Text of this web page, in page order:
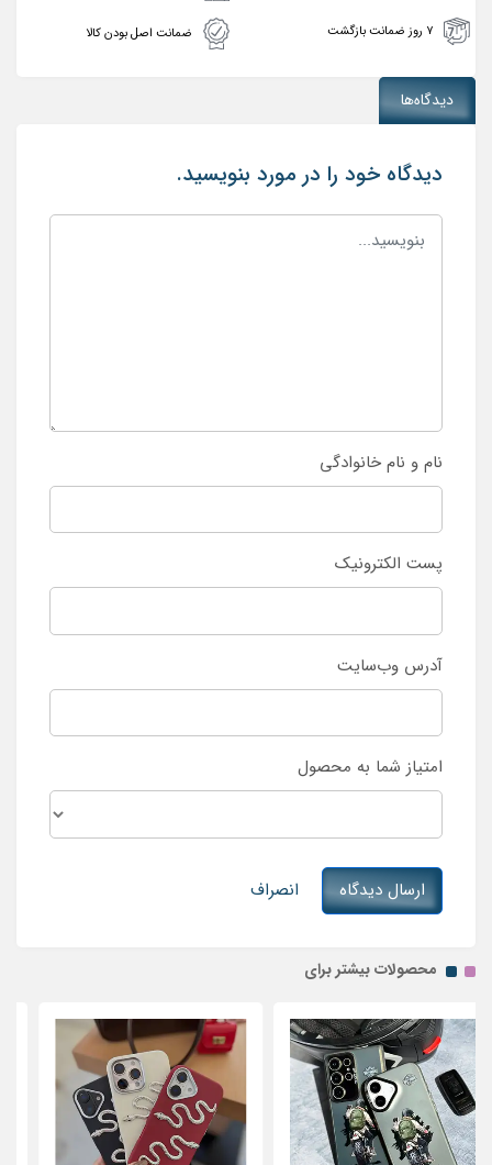
۷ روز ضمانت بازگشت ضمانت اصل بودن کالا
دیدگاه‌ها
دیدگاه خود را در مورد بنویسید.
نام و نام خانوادگی
پست الکترونیک
آدرس وب‌سایت
امتیاز شما به محصول
ارسال دیدگاه انصراف
محصولات بیشتر برای